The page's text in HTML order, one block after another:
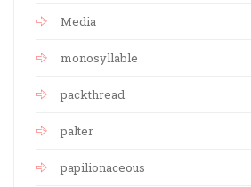
Media
monosyllable
packthread
palter
papilionaceous